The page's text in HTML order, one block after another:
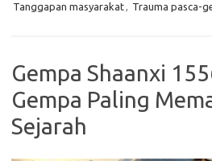
Tanggapan masyarakat, Trauma pasca-
Gempa Shaanxi
Gempa Paling
Sejarah